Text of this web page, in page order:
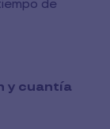
de
y cuantía